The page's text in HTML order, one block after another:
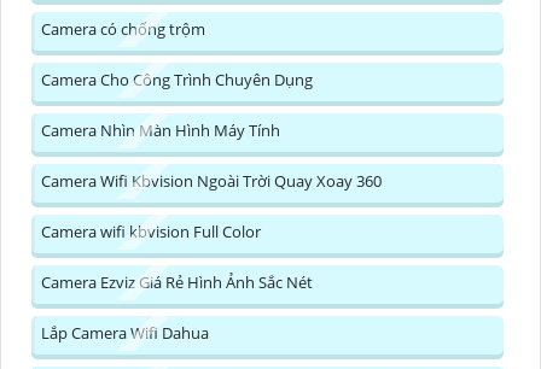
Camera có chống trộm
Camera Cho Công Trình Chuyên Dụng
Camera Nhìn Màn Hình Máy Tính
Camera Wifi Kbvision Ngoài Trời Quay Xoay 360
Camera wifi kbvision Full Color
Camera Ezviz Giá Rẻ Hình Ảnh Sắc Nét
Lắp Camera Wifi Dahua